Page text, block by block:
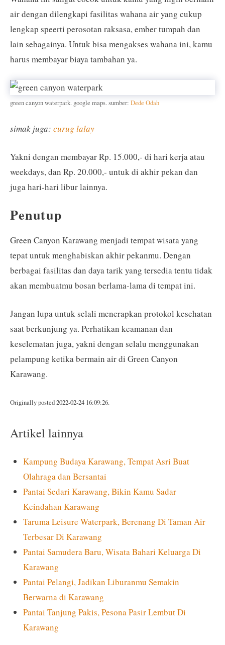
air dengan dilengkapi fasilitas wahana air yang cukup
lengkap speerti perosotan raksasa, ember tumpah dan
lain sebagainya. Untuk bisa mengakses wahana ini, kamu
harus membayar biaya tambahan ya.
green canyon waterpark. google maps. sumber: Dede Odah
simak juga: curug lalay
Yakni dengan membayar Rp. 15.000,- di hari kerja atau
weekdays, dan Rp. 20.000,- untuk di akhir pekan dan
juga hari-hari libur lainnya.
Penutup
Green Canyon Karawang menjadi tempat wisata yang
tepat untuk menghabiskan akhir pekanmu. Dengan
berbagai fasilitas dan daya tarik yang tersedia tentu tidak
akan membuatmu bosan berlama-lama di tempat ini.
Jangan lupa untuk selali menerapkan protokol kesehatan
saat berkunjung ya. Perhatikan keamanan dan
keselematan juga, yakni dengan selalu menggunakan
pelampung ketika bermain air di Green Canyon
Karawang.
Originally posted 2022-02-24 16:09:26.
Artikel lainnya
Kampung Budaya Karawang, Tempat Asri Buat
Olahraga dan Bersantai
Pantai Sedari Karawang, Bikin Kamu Sadar
Keindahan Karawang
Taruma Leisure Waterpark, Berenang Di Taman Air
Terbesar Di Karawang
Pantai Samudera Baru, Wisata Bahari Keluarga Di
Karawang
Pantai Pelangi, Jadikan Liburanmu Semakin
Berwarna di Karawang
Pantai Tanjung Pakis, Pesona Pasir Lembut Di
Karawang